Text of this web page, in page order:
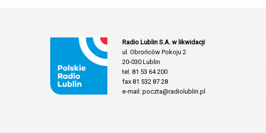
Radio Lublin S.A. w likwidacji
ul. Obrońców Pokoju 2
20-030 Lublin
tel. 81 53 64 200
fax 81 532 87 28
e-mail: poczta@radiolublin.pl